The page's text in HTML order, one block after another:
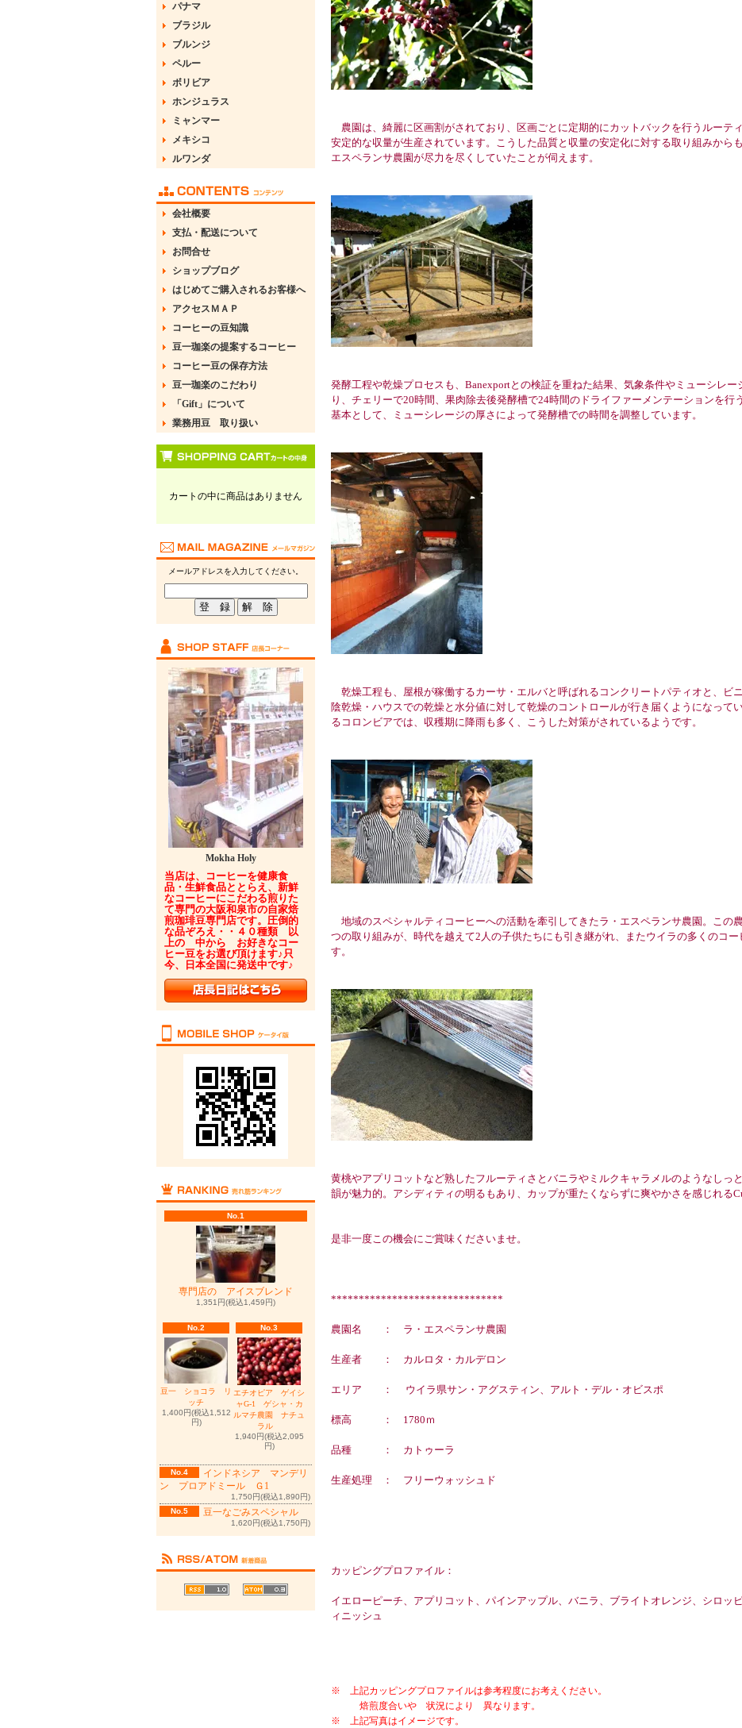
パナマ
ブラジル
ブルンジ
ペルー
ボリビア
ホンジュラス
ミャンマー
メキシコ
ルワンダ
会社概要
支払・配送について
お問合せ
ショップブログ
はじめてご購入されるお客様へ
アクセスＭＡＰ
コーヒーの豆知識
豆一珈楽の提案するコーヒー
コーヒー豆の保存方法
豆一珈楽のこだわり
「Gift」について
業務用豆 取り扱い
カートの中に商品はありません
メールアドレスを入力してください。
Mokha Holy
当店は、コーヒーを健康食
品・生鮮食品ととらえ、新鮮
なコーヒーにこだわる煎りた
て専門の大阪和泉市の自家焙
煎珈琲豆専門店です。圧倒的
な品ぞろえ・・４０種類 以
上の 中から お好きなコー
ヒー豆をお選び頂けます♪只
今、日本全国に発送中です♪
No.1
専門店の アイスブレンド
1,351円(税込1,459円)
No.2
豆一 ショコラ リ
ッチ
1,400円(税込1,512
円)
No.3
エチオピア ゲイシ
ャG-1 ゲシャ・カ
ルマチ農園 ナチュ
ラル
1,940円(税込2,095
円)
No.4
インドネシア マンデリ
ン プロアドミール Ｇ1
1,750円(税込1,890円)
No.5
豆一なごみスペシャル
1,620円(税込1,750円)
農園は、綺麗に区画割がされており、区画ごとに定期的にカットバックを行うルーテ
安定的な収量が生産されています。こうした品質と収量の安定化に対する取り組みから
エスペランサ農園が尽力を尽くしていたことが伺えます。
発酵工程や乾燥プロセスも、Banexportとの検証を重ねた結果、気象条件やミューシレ
り、チェリーで20時間、果肉除去後発酵槽で24時間のドライファーメンテーションを行
基本として、ミューシレージの厚さによって発酵槽での時間を調整しています。
乾燥工程も、屋根が稼働するカーサ・エルバと呼ばれるコンクリートパティオと、ビ
陰乾燥・ハウスでの乾燥と水分値に対して乾燥のコントロールが行き届くようになって
るコロンビアでは、収穫期に降雨も多く、こうした対策がされているようです。
地域のスペシャルティコーヒーへの活動を牽引してきたラ・エスペランサ農園。この
つの取り組みが、時代を越えて2人の子供たちにも引き継がれ、またウイラの多くのコ
す。
黄桃やアプリコットなど熟したフルーティさとバニラやミルクキャラメルのようなしっ
韻が魅力的。アシディティの明るもあり、カップが重たくならずに爽やかさを感じれる
是非一度この機会にご賞味くださいませ。
*******************************
農園名 ： ラ・エスペランサ農園
生産者 ： カルロタ・カルデロン
エリア ： ウイラ県サン・アグスティン、アルト・デル・オビスポ
標高 ： 1780ｍ
品種 ： カトゥーラ
生産処理 ： フリーウォッシュド
カッピングプロファイル：
イエローピーチ、アプリコット、パインアップル、バニラ、ブライトオレンジ、シロッ
ィニッシュ
※ 上記カッピングプロファイルは参考程度にお考えください。
焙煎度合いや 状況により 異なります。
※ 上記写真はイメージです。